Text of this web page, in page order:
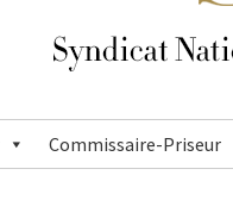
Commissaire-Priseur